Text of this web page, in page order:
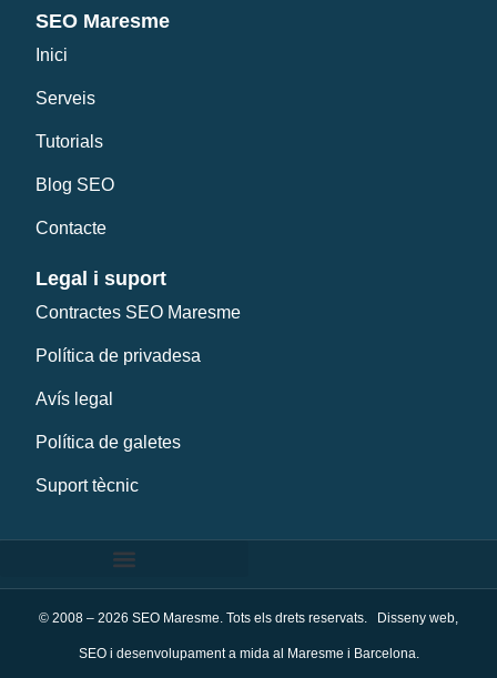
SEO Maresme
Inici
Serveis
Tutorials
Blog SEO
Contacte
Legal i suport
Contractes SEO Maresme
Política de privadesa
Avís legal
Política de galetes
Suport tècnic
© 2008 – 2026 SEO Maresme. Tots els drets reservats. Disseny web,
SEO i desenvolupament a mida al Maresme i Barcelona.